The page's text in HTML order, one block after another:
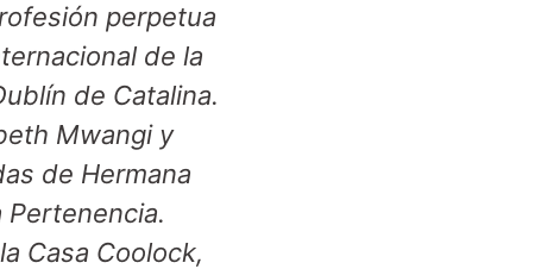
perpetua
de la
de Catalina.
Mwangi y
de Hermana
Casa Coolock,